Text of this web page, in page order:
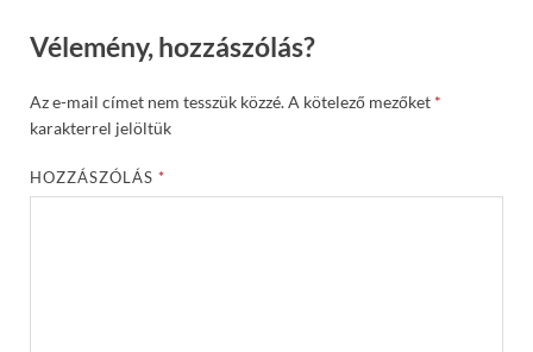
Vélemény, hozzászólás?
Az e-mail címet nem tesszük közzé.A kötelező mezőket *
karakterrel jelöltük
HOZZÁSZÓLÁS*